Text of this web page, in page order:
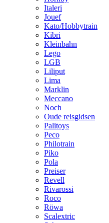
Italeri
Jouef
Kato/Hobbytrain
Kibri
Kleinbahn
Lego
LGB
Liliput
Lima
Marklin
Meccano
Noch
Oude reisgidsen
Palitoys
Peco
Philotrain
Piko
Pola
Preiser
Revell
Rivarossi
Roco
Röwa
Scalextric